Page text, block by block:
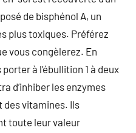
de bisphénol A, un
plus toxiques. Préférez
vous congèlerez. En
à l’ébullition 1 à deux
d’inhiber les enzymes
des vitamines. Ils
toute leur valeur